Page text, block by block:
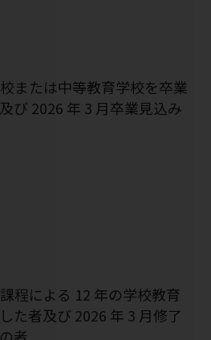
または中等教育学校を卒業
び 2026 年 3 月卒業見込み
程による 12 年の学校教育
た者及び 2026 年 3 月修了
者